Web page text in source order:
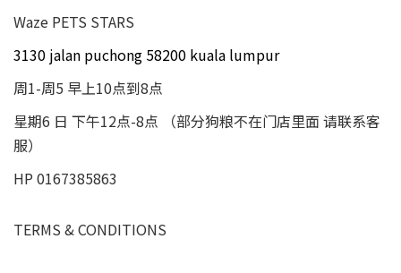
Waze PETS STARS
3130 jalan puchong 58200 kuala lumpur
周1-周5 早上10点到8点
星期6 日 下午12点-8点 （部分狗粮不在门店里面 请联系客
服）
HP 0167385863
TERMS & CONDITIONS